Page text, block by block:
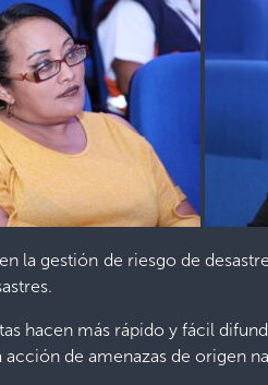
la gestión de riesgo de
hacen más rápido y fácil
de amenazas de origen